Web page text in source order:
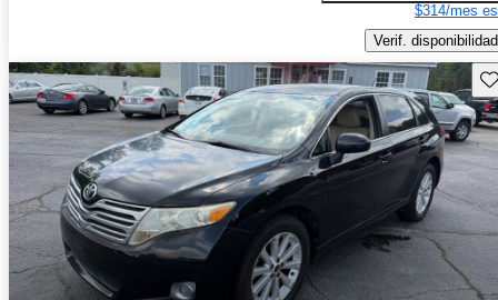
$314/mes
Verif. disponibilidad